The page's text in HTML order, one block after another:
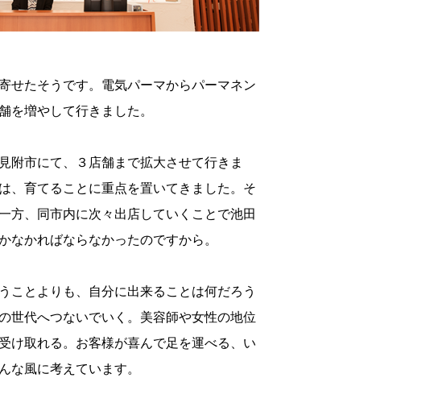
せたそうです。電気パーマからパーマネン
を増やして行きました。
附市にて、３店舗まで拡大させて行きま
、育てることに重点を置いてきました。そ
方、同市内に次々出店していくことで池田
かればならなかったのですから。
ことよりも、自分に出来ることは何だろう
世代へつないでいく。美容師や女性の地位
け取れる。お客様が喜んで足を運べる、い
な風に考えています。